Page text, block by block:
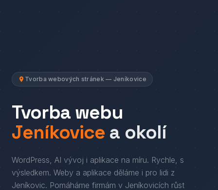
Tvorba webových stránek — Jeníkovice
Tvorba webu
Jeníkovice a okolí
WordPress, AI vývoj i aplikace na míru. Rychle, s
výsledkem. Weby a aplikace děláme i pro lidi z
Jeníkovic. Pomáháme firmám v Jeníkovicích růst